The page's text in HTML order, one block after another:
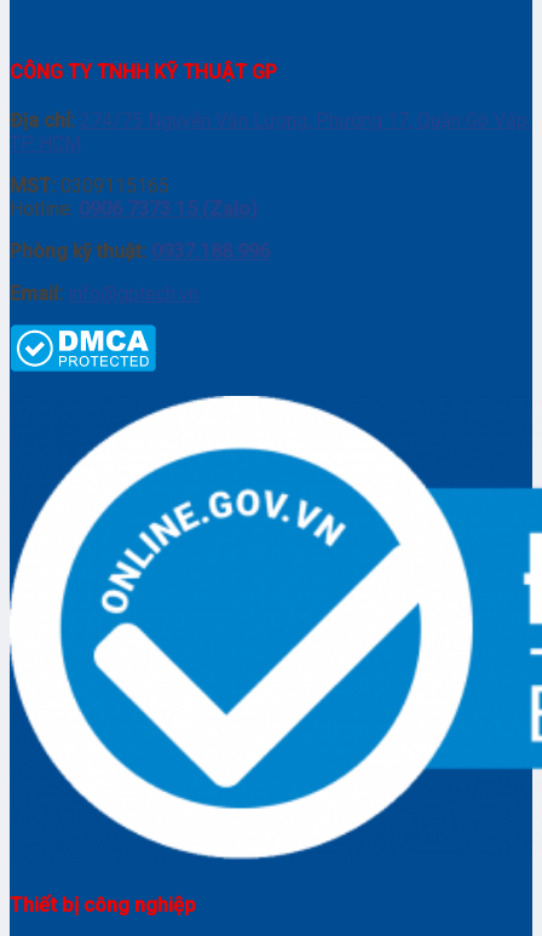
CÔNG TY TNHH KỸ THUẬT GP
Địa chỉ: 274/75 Nguyễn Văn Lượng, Phường 17, Quận Gò Vấp,
TP. HCM
MST: 0309115165
Hotline: 0906 7373 15 (Zalo)
Phòng kỹ thuật: 0937.188.996
Email: info@gptech.vn
Thiết bị công nghiệp